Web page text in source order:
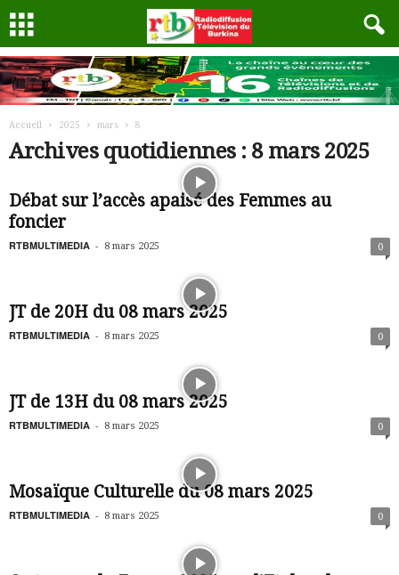
Accueil 2025 mars 8
Archives quotidiennes : 8 mars 2025
Débat sur l’accès apaisé des Femmes au
foncier
RTBMULTIMEDIA - 8 mars 2025 0
JT de 20H du 08 mars 2025
RTBMULTIMEDIA - 8 mars 2025 0
JT de 13H du 08 mars 2025
RTBMULTIMEDIA - 8 mars 2025 0
Mosaïque Culturelle du 08 mars 2025
RTBMULTIMEDIA - 8 mars 2025 0